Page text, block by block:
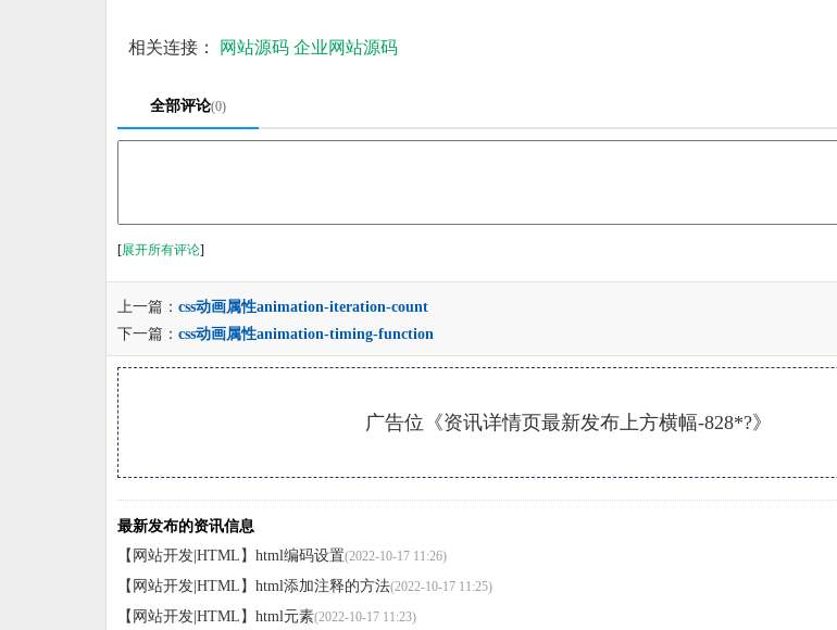
相关连接： 网站源码 企业网站源码
全部评论(0)
[展开所有评论]
上一篇： css动画属性animation-iteration-count
下一篇： css动画属性animation-timing-function
广告位《资讯详情页最新发布上方横幅-828*?》
最新发布的资讯信息
【网站开发|HTML】 html编码设置(2022-10-17 11:26)
【网站开发|HTML】 html添加注释的方法(2022-10-17 11:25)
【网站开发|HTML】 html元素(2022-10-17 11:23)